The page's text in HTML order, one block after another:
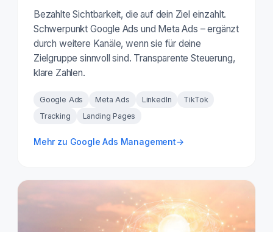
Bezahlte Sichtbarkeit, die auf dein Ziel einzahlt.
Schwerpunkt Google Ads und Meta Ads – ergänzt
durch weitere Kanäle, wenn sie für deine
Zielgruppe sinnvoll sind. Transparente Steuerung,
klare Zahlen.
Google Ads Meta Ads LinkedIn
TikTok
Tracking
Landing Pages
Mehr zu Google Ads Management→